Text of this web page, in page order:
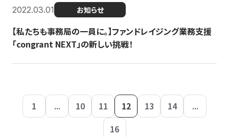
2022.03.01 お知らせ
【私たちも事務局の一員に。】ファンドレイジング業務支援
「congrant NEXT」の新しい挑戦！
1 ... 10 11 12 13 14
...
16